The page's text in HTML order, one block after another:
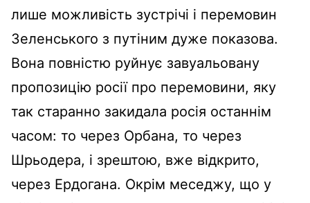
лише можливість зустрічі і перемовин
Зеленського з путіним дуже показова.
Вона повністю руйнує завуальовану
пропозицію росії про перемовини, яку
так старанно закидала росія останнім
часом: то через Орбана, то через
Шрьодера, і зрештою, вже відкрито,
через Ердогана. Окрім меседжу, що у